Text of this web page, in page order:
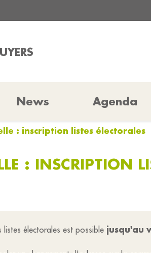
News Agenda
: inscription listes électorales
: INSCRIPTION
électorales est possible jusqu'au